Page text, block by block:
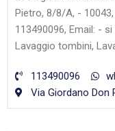
Pietro, 8/8/A, -
113490096, Email: -
Lavaggio tombini,
113490096
Via Giordano Don